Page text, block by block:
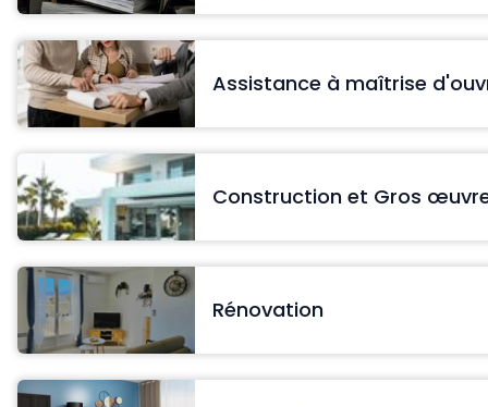
Assistance à maîtrise
Construction et Gros
Rénovation